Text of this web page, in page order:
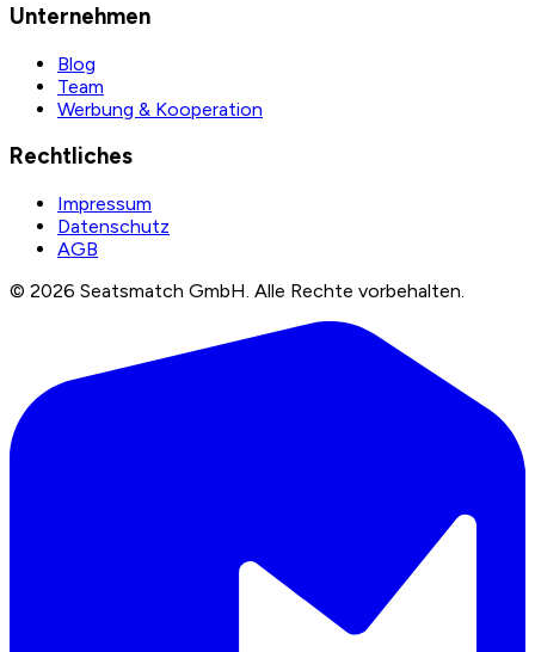
Unternehmen
Blog
Team
Werbung & Kooperation
Rechtliches
Impressum
Datenschutz
AGB
© 2026 Seatsmatch GmbH. Alle Rechte vorbehalten.